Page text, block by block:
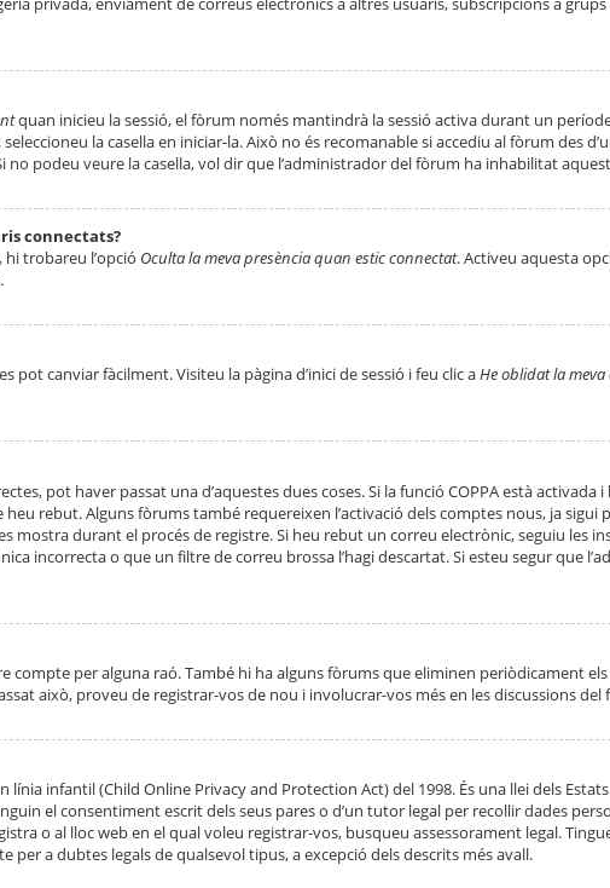
quan inicieu la sessió, el fòrum només mantindrà la sessió activa durant un
la casella en iniciar-la. Això no és recomanable si accediu al fòrum des
no podeu veure la casella, vol dir que l’administrador del fòrum ha inhabilitat
connectats?
hi trobareu l’opció Oculta la meva presència quan estic connectat. Activeu aquesta
canviar fàcilment. Visiteu la pàgina d’inici de sessió i feu clic aHe oblidat la
pot haver passat una d’aquestes dues coses. Si la funció COPPA està activada
rebut. Alguns fòrums també requereixen l’activació dels comptes nous, ja sigui
mostra durant el procés de registre. Si heu rebut un correu electrònic, seguiu les
incorrecta o que un filtre de correu brossa l’hagi descartat. Si esteu segur que
per alguna raó. També hi ha alguns fòrums que eliminen periòdicament
això, proveu de registrar-vos de nou i involucrar-vos més en les discussions del
línia infantil (Child Online Privacy and Protection Act) del 1998. És una llei dels
el consentiment escrit dels seus pares o d’un tutor legal per recollir dades
o al lloc web en el qual voleu registrar-vos, busqueu assessorament legal.
a dubtes legals de qualsevol tipus, a excepció dels descrits més avall.